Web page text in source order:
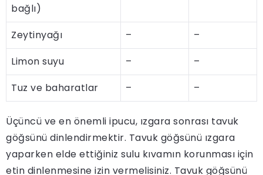
bağlı)
Zeytinyağı –
–
Limon suyu
–
–
Tuz ve baharatlar
– –
Üçüncü ve en önemli ipucu, ızgara sonrası tavuk
göğsünü dinlendirmektir. Tavuk göğsünü ızgara
yaparken elde ettiğiniz sulu kıvamın korunması için
etin dinlenmesine izin vermelisiniz. Tavuk göğsünü